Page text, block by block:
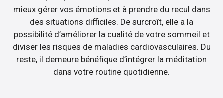
mieux gérer vos émotions et à prendre du recul dans
des situations difficiles. De surcroît, elle a la
possibilité d’améliorer la qualité de votre sommeil et
diviser les risques de maladies cardiovasculaires. Du
reste, il demeure bénéfique d’intégrer la méditation
dans votre routine quotidienne.